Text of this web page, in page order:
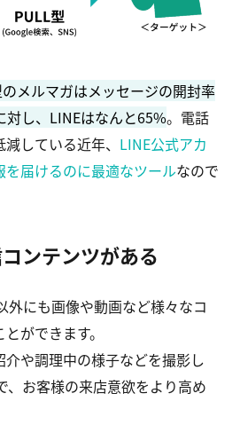
メルマガはメッセージの開封率
し、LINEはなんと65%。電話
している近年、 LINE公式アカ
届けるのに最適なツールなので
ンテンツがある
外にも画像や動画など様々なコ
ができます。
や調理中の様子などを撮影し
、お客様の来店意欲をより高め